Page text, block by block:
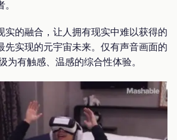
实的融合，让人拥有现实中难以获得的
先实现的元宇宙未来。仅有声音画面的
为有触感、温感的综合性体验。